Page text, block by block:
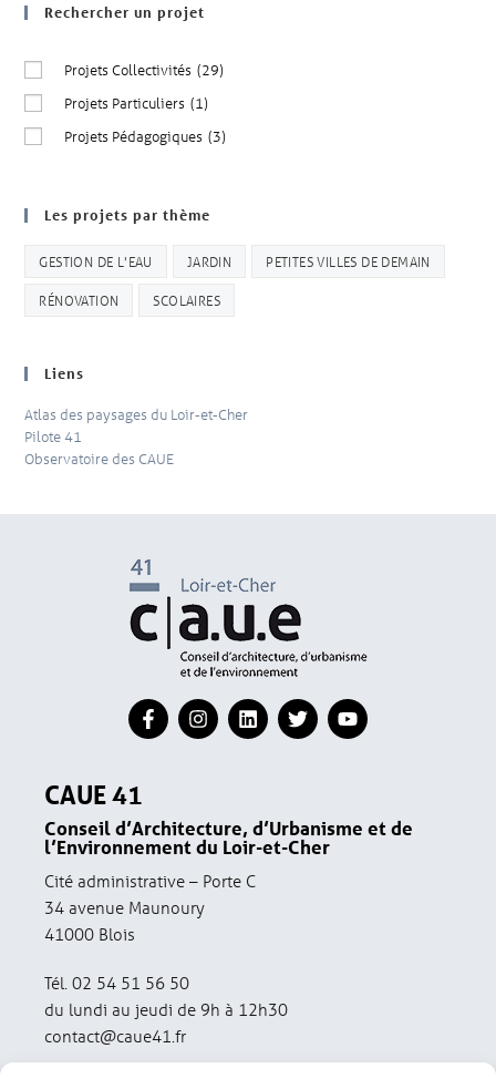
Rechercher un projet
Projets Collectivités (29)
Projets Particuliers (1)
Projets Pédagogiques (3)
Les projets par thème
GESTION DE L'EAU JARDIN PETITES VILLES DE DEMAIN
RÉNOVATION SCOLAIRES
Liens
Atlas des paysages du Loir-et-Cher
Pilote 41
Observatoire des CAUE
CAUE 41
Conseil d’Architecture, d’Urbanisme et de
l’Environnement du Loir-et-Cher
Cité administrative – Porte C
34 avenue Maunoury
41000 Blois
Tél. 02 54 51 56 50
du lundi au jeudi de 9h à 12h30
contact@caue41.fr